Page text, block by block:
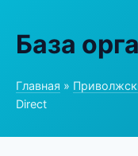
База
Главная »
Direct